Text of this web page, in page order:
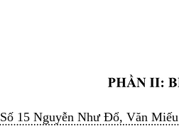
Số 15 Nguyễn Như Đổ, Văn Miếu